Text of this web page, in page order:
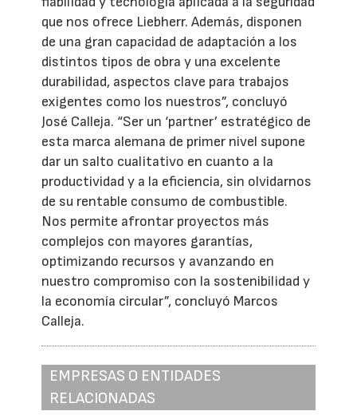
que nos ofrece Liebherr. Además, disponen
de una gran capacidad de adaptación a los
distintos tipos de obra y una excelente
durabilidad, aspectos clave para trabajos
exigentes como los nuestros”, concluyó
José Calleja. “Ser un ‘partner’ estratégico de
esta marca alemana de primer nivel supone
dar un salto cualitativo en cuanto a la
productividad y a la eficiencia, sin olvidarnos
de su rentable consumo de combustible.
Nos permite afrontar proyectos más
complejos con mayores garantías,
optimizando recursos y avanzando en
nuestro compromiso con la sostenibilidad y
la economía circular”, concluyó Marcos
Calleja.
EMPRESAS O ENTIDADES
RELACIONADAS